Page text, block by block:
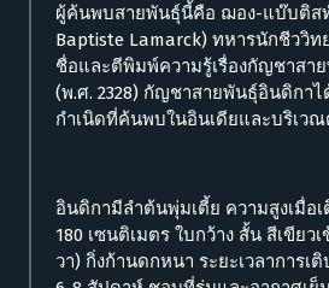
ผู้ค้นพบสายพันธุ์นี้คือ ฌอง-แบ๊บติส
Baptiste Lamarck) ทหารนักชีววิท
ชื่อและตีพิมพ์ความรู้เรื่องกัญชาสา
(พ.ศ. 2328) กัญชาสายพันธุ์อินดิกา
กำเนิดที่ค้นพบในอินเดียและบริเว
อินดิกามีลำต้นพุ่มเตี้ย ความสูงเมื่อ
180 เซนติเมตร ใบกว้าง สั้น สีเขียว
วา) กิ่งก้านดกหนา ระยะเวลาการเ